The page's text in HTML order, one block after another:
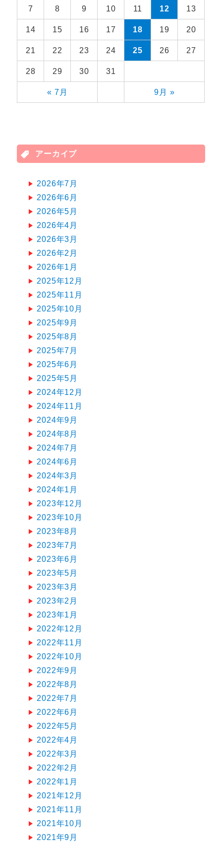
« 7月 9月 »
7 8 9 10 11 12 13
14 15 16 17 18 19 20
21 22 23 24 25 26 27
28 29 30 31
アーカイブ
2026年7月
2026年6月
2026年5月
2026年4月
2026年3月
2026年2月
2026年1月
2025年12月
2025年11月
2025年10月
2025年9月
2025年8月
2025年7月
2025年6月
2025年5月
2024年12月
2024年11月
2024年9月
2024年8月
2024年7月
2024年6月
2024年3月
2024年1月
2023年12月
2023年10月
2023年8月
2023年7月
2023年6月
2023年5月
2023年3月
2023年2月
2023年1月
2022年12月
2022年11月
2022年10月
2022年9月
2022年8月
2022年7月
2022年6月
2022年5月
2022年4月
2022年3月
2022年2月
2022年1月
2021年12月
2021年11月
2021年10月
2021年9月